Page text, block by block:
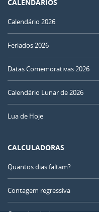
CALENDÁRIOS
Calendário 2026
Feriados 2026
Datas Comemorativas 2026
Calendário Lunar de 2026
Lua de Hoje
CALCULADORAS
Quantos dias faltam?
Contagem regressiva
Contador de dias